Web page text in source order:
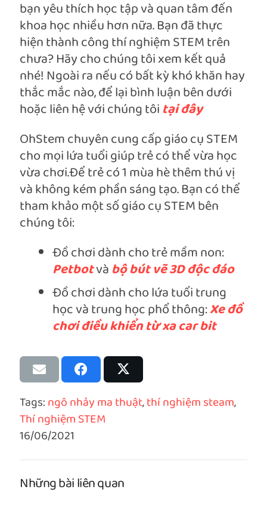
bạn yêu thích học tập và quan tâm đến
khoa học nhiều hơn nữa. Bạn đã thực
hiện thành công thí nghiệm STEM trên
chưa? Hãy cho chúng tôi xem kết quả
nhé! Ngoài ra nếu có bất kỳ khó khăn hay
thắc mắc nào, để lại bình luận bên dưới
hoặc liên hệ với chúng tôitạiđây
OhStem chuyên cung cấp giáo cụ STEM
cho mọi lứa tuổi giúp trẻ có thể vừa học
vừa chơi.Để trẻ có 1 mùa hè thêm thú vị
và không kém phần sáng tạo. Bạn có thể
tham khảo một số giáo cụ STEM bên
chúng tôi:
Đồ chơi dành cho trẻ mầm non:
Petbotvàbộ bút vẽ 3D độc đáo
Đồ chơi dành cho lứa tuổi trung
học và trung học phổ thông:Xe đồ
chơi điều khiển từ xa car bit
Tags:ngô nhảy ma thuật,thí nghiệm steam,
Thí nghiệm STEM
16/06/2021
Những bài liên quan